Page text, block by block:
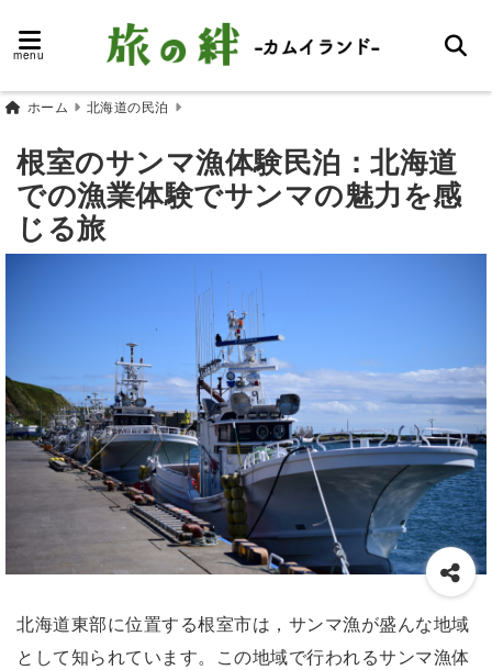
menu
ホーム 北海道の民泊
根室のサンマ漁体験民泊：北海道
での漁業体験でサンマの魅力を感
じる旅
北海道東部に位置する根室市は，サンマ漁が盛んな地域
として知られています。この地域で行われるサンマ漁体